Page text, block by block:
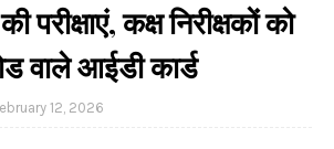
परीक्षाएं, कक्ष निरीक्षकों को
वाले आईडी कार्ड
12, 2026